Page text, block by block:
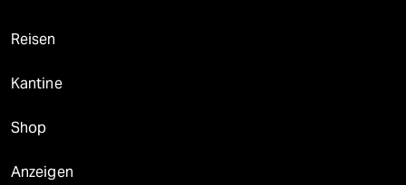
Reisen
Kantine
Shop
Anzeigen